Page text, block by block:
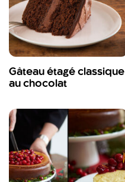
Gâteau étagé classique
au chocolat